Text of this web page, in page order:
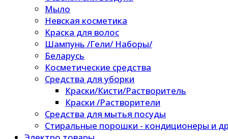
Мыло
Невская косметика
Краска для волос
Шампунь /Гели/ Наборы/
Беларусь
Косметические средства
Средства для уборки
Краски/Кисти/Растворитель
Краски /Растворители
Средства для мытья посуды
Стиральные порошки - кондиционеры и